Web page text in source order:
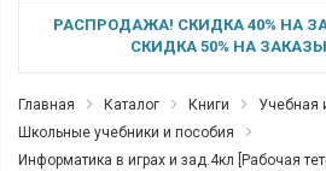
РАСПРОДАЖА! СКИДКА 40% НА
СКИДКА 50% НА ЗАКАЗЫ
Главная Каталог Книги
Учебная
Школьные учебники и пособия
Информатика в играх и зад.4кл [Рабочая